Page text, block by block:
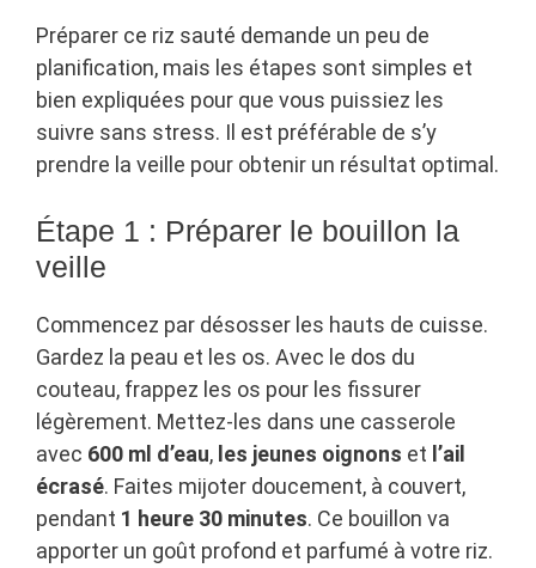
Préparer ce riz sauté demande un peu de
planification, mais les étapes sont simples et
bien expliquées pour que vous puissiez les
suivre sans stress. Il est préférable de s’y
prendre la veille pour obtenir un résultat optimal.
Étape 1 : Préparer le bouillon la
veille
Commencez par désosser les hauts de cuisse.
Gardez la peau et les os. Avec le dos du
couteau, frappez les os pour les fissurer
légèrement. Mettez-les dans une casserole
avec 600 ml d’eau, les jeunes oignons et l’ail
écrasé. Faites mijoter doucement, à couvert,
pendant 1 heure 30 minutes. Ce bouillon va
apporter un goût profond et parfumé à votre riz.